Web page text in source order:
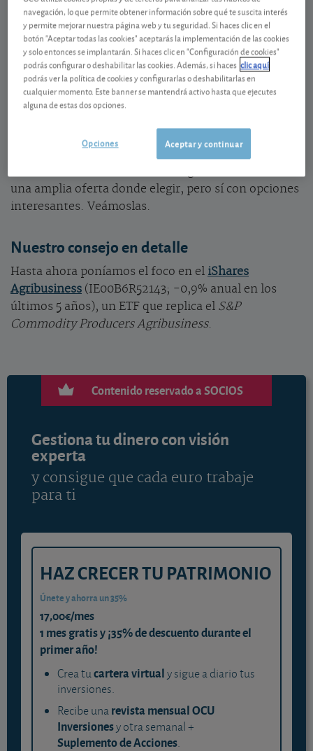
El sector agrícola es una apuesta que ya teníamos en
el radar desde hace tiempo como complemento a
una estrategia global. Ahora bien, con la crisis del
coronavirus su importancia en nuestra economía se
ha evidenciado, reforzando nuestro consejo. Para
abordar esta apuesta – a la que no debería dedicar
es optar por un fondo que, desde una cantidad
una amplia oferta donde elegir, pero sí con opciones
interesantes. Veámoslas.
Nuestro consejo en detalle
Hasta ahora poníamos el foco en el iShares
Agribusiness (IE00B6R52143; -0,9% anual en los
últimos 5 años), un ETF que replica el S&P
Commodity Producers Agribusiness.
Contenido reservado a SOCIOS
Gestiona tu dinero con visión
experta
y consigue que cada euro trabaje
para ti
HAZ CRECER TU PATRIMONIO
Únete y ahorra un 35%
17,00€/mes
1 mes gratis y ¡35% de descuento durante el
primer año!
Crea tucartera virtualy sigue a diario tus
inversiones.
Recibe unarevista mensual OCU
Inversionesy otra semanal +
Suplemento de Acciones.
navegación, lo que permite obtener información sobre qué te suscita interés
y permite mejorar nuestra página web y tu seguridad. Si haces clic en el
botón "Aceptar todas las cookies" aceptarás la implementación de las cookies
y solo entonces se implantarán. Si haces clic en "Configuración de cookies"
podrás configurar o deshabilitar las cookies. Además, si haces clic aquí
podrás ver la política de cookies y configurarlas o deshabilitarlas en
cualquier momento. Este banner se mantendrá activo hasta que ejecutes
alguna de estas dos opciones.
Aceptar y continuar
Opciones